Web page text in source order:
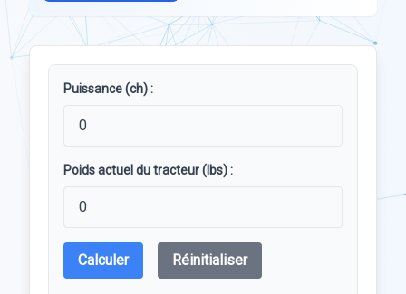
Puissance (ch) :
Poids actuel du tracteur (lbs) :
Calculer Réinitialiser